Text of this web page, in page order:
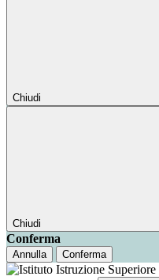
Chiudi
Chiudi
Conferma
Annulla Conferma